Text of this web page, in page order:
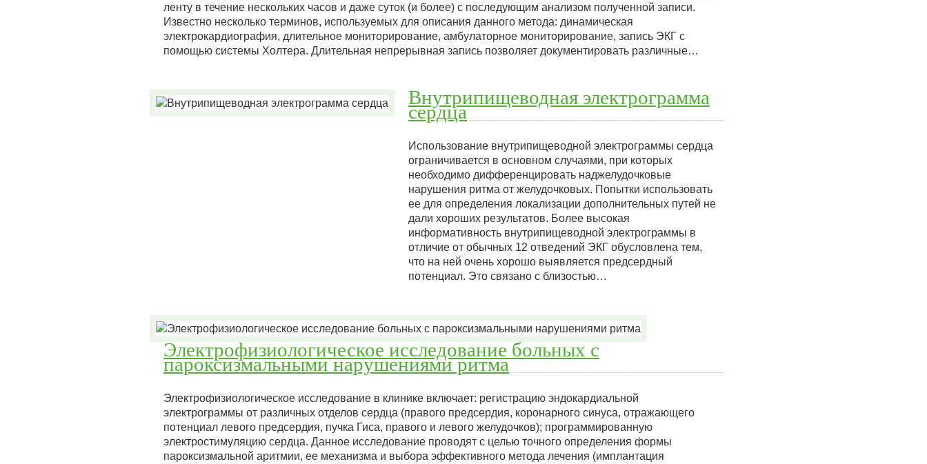
ленту в течение нескольких часов и даже суток (и более) с последующим анализом полученной записи.
Известно несколько терминов, используемых для описания данного метода: динамическая
электрокардиография, длительное мониторирование, амбулаторное мониторирование, запись ЭКГ с
помощью системы Холтера. Длительная непрерывная запись позволяет документировать различные…
Внутрипищеводная электрограмма
сердца
Использование внутрипищеводной электрограммы сердца
ограничивается в основном случаями, при которых
необходимо дифференцировать наджелудочковые
нарушения ритма от желудочковых. Попытки использовать
ее для определения локализации дополнительных путей не
дали хороших результатов. Более высокая
информативность внутрипищеводной электрограммы в
отличие от обычных 12 отведений ЭКГ обусловлена тем,
что на ней очень хорошо выявляется предсердный
потенциал. Это связано с близостью…
Электрофизиологическое исследование больных с
пароксизмальными нарушениями ритма
Электрофизиологическое исследование в клинике включает: регистрацию эндокардиальной
электрограммы от различных отделов сердца (правого предсердия, коронарного синуса, отражающего
потенциал левого предсердия, пучка Гиса, правого и левого желудочков); программированную
электростимуляцию сердца. Данное исследование проводят с целью точного определения формы
пароксизмальной аритмии, ее механизма и выбора эффективного метода лечения (имплантация